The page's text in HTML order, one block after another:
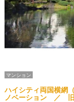
マンション
ハイシティ両国横
ノベーション ／ 旧